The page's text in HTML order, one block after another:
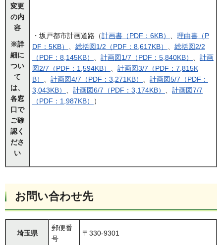
変更
の内
容
※詳
細に
つい
て
は、
各窓
口で
ご確
認く
ださ
い
・坂戸都市計画道路（計画書（PDF：6KB） 、 理由書（P
DF：5KB） 、 総括図1/2（PDF：8,617KB） 、 総括図2/2
（PDF：8,145KB） 、 計画図1/7（PDF：5,840KB） 、 計画
図2/7（PDF：1,594KB） 、 計画図3/7（PDF：7,815K
B） 、 計画図4/7（PDF：3,271KB） 、 計画図5/7（PDF：
3,043KB） 、 計画図6/7（PDF：3,174KB） 、 計画図7/7
（PDF：1,987KB）
）
お問い合わせ先
埼玉県
郵便番
号
〒330-9301